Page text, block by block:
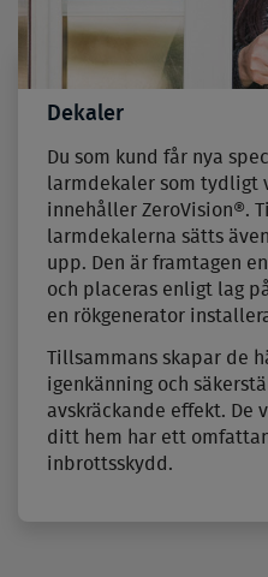
Dekaler
Du som kund får nya
larmdekaler som tydligt
innehåller ZeroVision®.
larmdekalerna sätts
upp. Den är framtagen
och placeras enligt lag
en rökgenerator
Tillsammans skapar de
igenkänning och
avskräckande effekt.
ditt hem har ett
inbrottsskydd.